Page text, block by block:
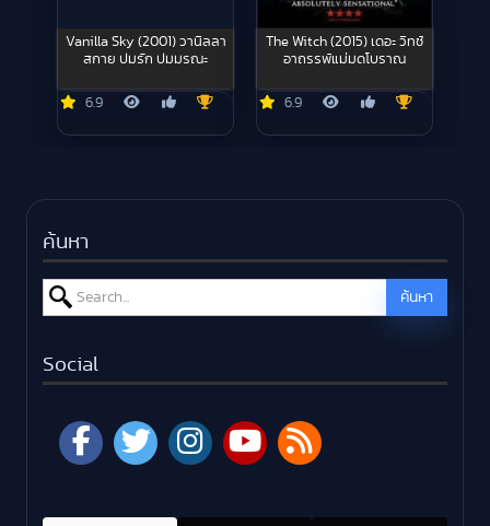
Vanilla Sky (2001) วานิลลา
สกาย ปมรัก ปมมรณะ
6.9
The Witch (2015) เดอะ วิทช์
อาถรรพ์แม่มดโบราณ
6.9
ค้นหา
Search for: ค้นหา
Social